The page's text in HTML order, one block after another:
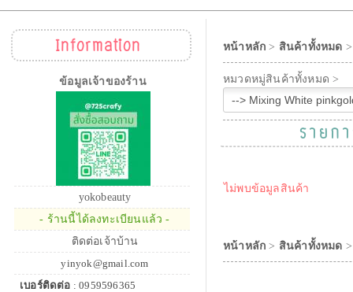
Information
ข้อมูลเจ้าของร้าน
yokobeauty
- ร้านนี้ได้ลงทะเบียนแล้ว -
ติดต่อเจ้าบ้าน
yinyok@gmail.com
เบอร์ติดต่อ : 0959596365
หน้าหลัก > สินค้าทั้งหมด
หมวดหมู่สินค้าทั้งหมด >
รายก
ไม่พบข้อมูลสินค้า
หน้าหลัก > สินค้าทั้งหมด